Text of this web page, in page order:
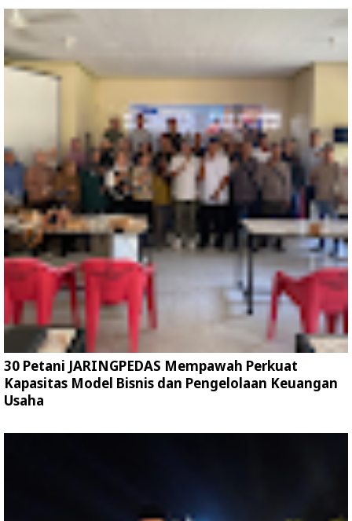
30 Petani JARINGPEDAS Mempawah Perkuat
Kapasitas Model Bisnis dan Pengelolaan Keuangan
Usaha